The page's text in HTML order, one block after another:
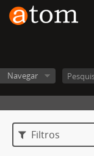
Navegar
Filtros